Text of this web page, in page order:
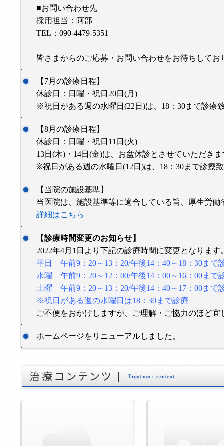
■お問い合わせ先
採用担当：阿部
TEL：090-4479-5351
皆さまからのご応募・お問い合わせをお待ちしてお
【7月の診療日程】
休診日：日曜・祝日20日(月)
※祝日がある週の水曜日(22日)は、18：30まで診療
【8月の診療日程】
休診日：日曜・祝日11日(火)
13日(木)・14日(金)は、お盆休診とさせていただき
※祝日がある週の水曜日(12日)は、18：30まで診療
【当院の施設基準】
当医院は、施設基準等に適合している旨、厚生労
詳細はこちら
【診療時間変更のお知らせ】
2022年4月1日より下記の診療時間に変更となります
平日 午前9：20～13：20/午後14：40～18：30まで
水曜 午前9：20～12：00/午後14：00～16：00ま
土曜 午前9：20～13：20/午後14：40～17：00まで
※祝日がある週の水曜日は18：30まで診療
ご不便をおかけしますが、ご理解・ご協力のほど宜
ホームページをリニューアルしました。